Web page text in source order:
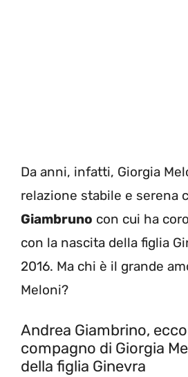
Da anni, infatti, Giorgia
relazione stabile e serena
Giambruno con cui ha
con la nascita della figlia
2016. Ma chi è il grande
Meloni?
Andrea Giambrino,
compagno di Giorgia
della figlia Ginevra